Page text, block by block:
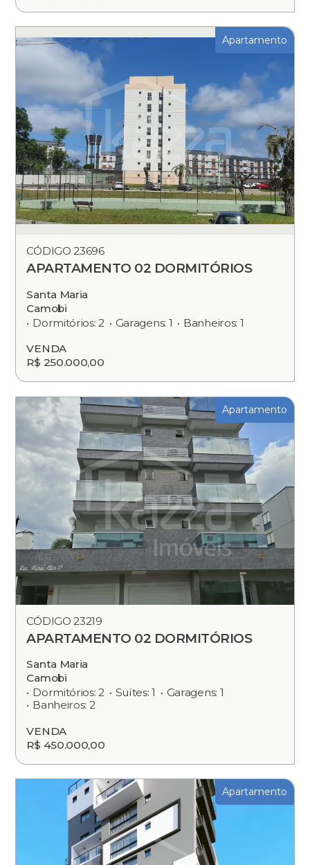
Apartamento
CÓDIGO 23696
APARTAMENTO 02 DORMITÓRIOS
Santa Maria
Camobi
Dormitórios: 2
Garagens: 1
Banheiros: 1
VENDA
R$ 250.000,00
Apartamento
CÓDIGO 23219
APARTAMENTO 02 DORMITÓRIOS
Santa Maria
Camobi
Dormitórios: 2
Suítes: 1
Garagens: 1
Banheiros: 2
VENDA
R$ 450.000,00
Apartamento